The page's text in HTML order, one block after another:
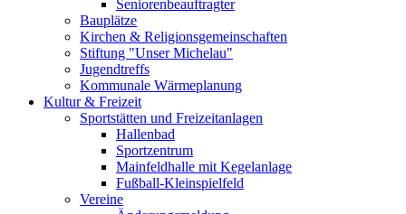
Seniorenbeauftragter
Bauplätze
Kirchen & Religionsgemeinschaften
Stiftung "Unser Michelau"
Jugendtreffs
Kommunale Wärmeplanung
Kultur & Freizeit
Sportstätten und Freizeitanlagen
Hallenbad
Sportzentrum
Mainfeldhalle mit Kegelanlage
Fußball-Kleinspielfeld
Vereine